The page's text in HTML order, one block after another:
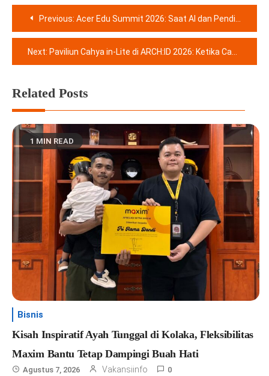
Navigasi
pos
Previous: Acer Edu Summit 2026: Saat AI dan Pendidikan Bertemu, Masa Depan Pembelajaran Mulai Terbentuk
Next: Paviliun Cahya in-Lite di ARCH:ID 2026: Ketika Cahaya, Ruang, dan Jiwa Arsitektur Nusantara Menyatu
Related Posts
1 MIN READ
Bisnis
Kisah Inspiratif Ayah Tunggal di Kolaka, Fleksibilitas
Maxim Bantu Tetap Dampingi Buah Hati
Agustus 7, 2026 Vakansiinfo 0